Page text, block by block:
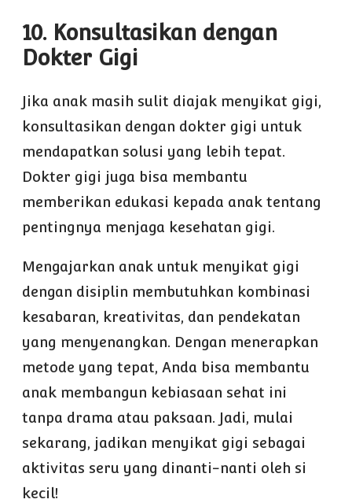
10. Konsultasikan dengan
Dokter Gigi
Jika anak masih sulit diajak menyikat gigi,
konsultasikan dengan dokter gigi untuk
mendapatkan solusi yang lebih tepat.
Dokter gigi juga bisa membantu
memberikan edukasi kepada anak tentang
pentingnya menjaga kesehatan gigi.
Mengajarkan anak untuk menyikat gigi
dengan disiplin membutuhkan kombinasi
kesabaran, kreativitas, dan pendekatan
yang menyenangkan. Dengan menerapkan
metode yang tepat, Anda bisa membantu
anak membangun kebiasaan sehat ini
tanpa drama atau paksaan. Jadi, mulai
sekarang, jadikan menyikat gigi sebagai
aktivitas seru yang dinanti-nanti oleh si
kecil!